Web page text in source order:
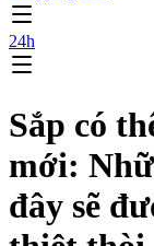
24h
Sắp có
mới:
đây sẽ